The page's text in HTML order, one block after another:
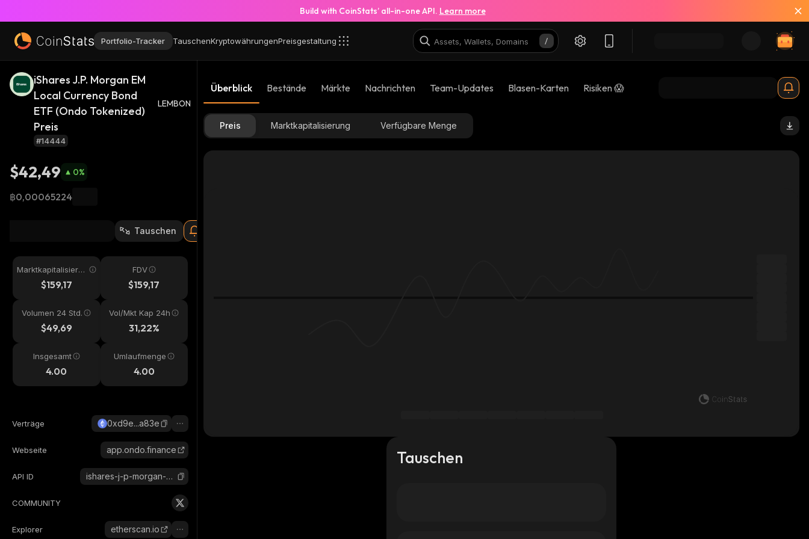
Build with CoinStats’ all-in-one API. Learn more
Portfolio-Tracker TauschenKryptowährungenPreisgestaltung
iShares J.P. Morgan EM
Local Currency Bond
ETF (Ondo Tokenized)
Preis
LEMBON
#14444
$42,49 0%
฿0,00065224
Tauschen
Marktkapitalisieru
$159,17
FDV
$159,17
Volumen 24 Std.
$49,69
Vol/Mkt Kap 24h
31,22%
Insgesamt
4.00
Umlaufmenge
4.00
Verträge 0xd9e...a83e
Webseite app.ondo.finance
API ID ishares-j-p-morgan-em-local-currency-bond-etf-ondo-tokenized
COMMUNITY
Explorer etherscan.io
Überblick Bestände Märkte Nachrichten Team-Updates Blasen-Karten Risiken 😱
Preis Marktkapitalisierung Verfügbare Menge
Tauschen